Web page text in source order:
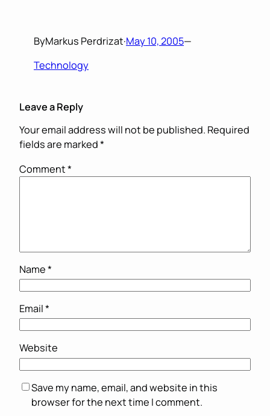
ByMarkus Perdrizat·May 10, 2005—
Technology
Leave a Reply
Your email address will not be published. Required
fields are marked*
Comment*
Name*
Email*
Website
Save my name, email, and website in this
browser for the next time I comment.